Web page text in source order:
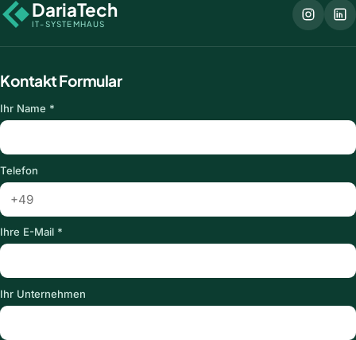
DariaTech
IT-SYSTEMHAUS
Kontakt Formular
Ihr Name *
Telefon
Ihre E-Mail *
Ihr Unternehmen